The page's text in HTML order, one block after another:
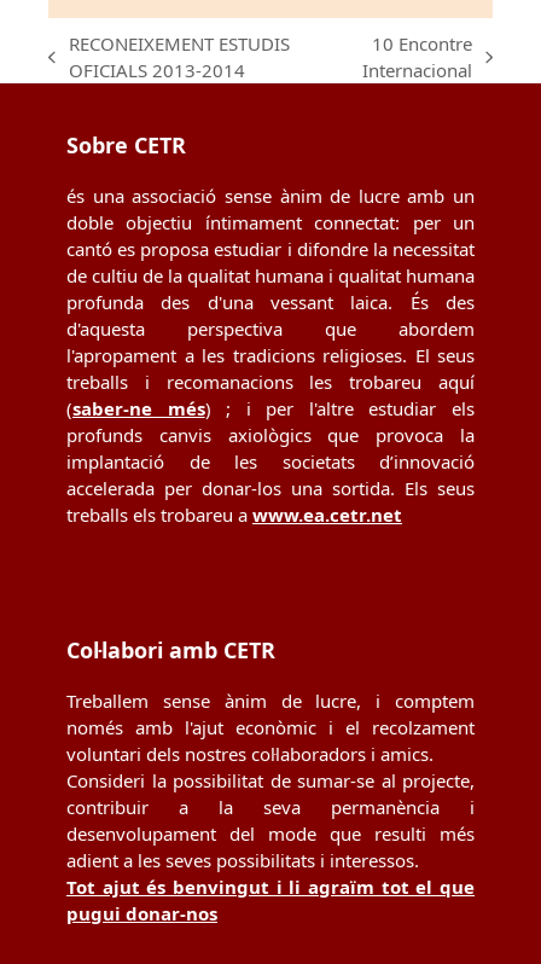
previous
RECONEIXEMENT ESTUDIS
OFICIALS 2013-2014
next
10 Encontre
Internacional
Sobre CETR
és una associació sense ànim de lucre amb un
doble objectiu íntimament connectat: per un
cantó es proposa estudiar i difondre la necessitat
de cultiu de la qualitat humana i qualitat humana
profunda des d'una vessant laica. És des
d'aquesta perspectiva que abordem
l'apropament a les tradicions religioses. El seus
treballs i recomanacions les trobareu aquí
(saber-ne més) ; i per l'altre estudiar els
profunds canvis axiològics que provoca la
implantació de les societats d’innovació
accelerada per donar-los una sortida. Els seus
treballs els trobareu a www.ea.cetr.net
Col·labori amb CETR
Treballem sense ànim de lucre, i comptem
només amb l'ajut econòmic i el recolzament
voluntari dels nostres col·laboradors i amics.
Consideri la possibilitat de sumar-se al projecte,
contribuir a la seva permanència i
desenvolupament del mode que resulti més
adient a les seves possibilitats i interessos.
Tot ajut és benvingut i li agraïm tot el que
pugui donar-nos